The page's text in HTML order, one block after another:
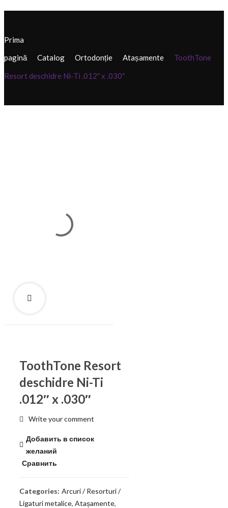
Prima
pagină
Catalog Ortodonție Atașamente
ToothTone
Resort deschidre Ni-Ti .012″ x .030″
ToothTone Resort
deschidre Ni-Ti
.012″ x .030″
Write your comment
Добавить в список
желаний
Сравнить
Categories: Arcuri / Resorturi /
Ligaturi metalice, Atașamente,